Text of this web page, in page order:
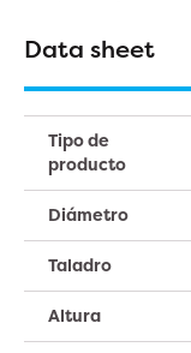
Data sheet
Tipo de
producto
Diámetro
Taladro
Altura